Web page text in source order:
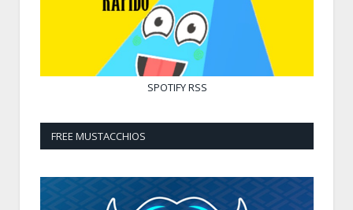
SPOTIFYRSS
FREE MUSTACCHIOS